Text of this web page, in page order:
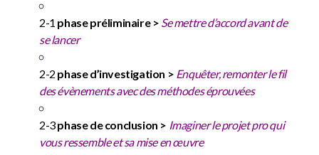
2-1 phase préliminaire > Se mettre d’accord avant de
se lancer
2-2 phase d’investigation > Enquêter, remonter le fil
des évènements avec des méthodes éprouvées
2-3phase de conclusion > Imaginer le projet pro qui
vous ressemble et sa mise en œuvre